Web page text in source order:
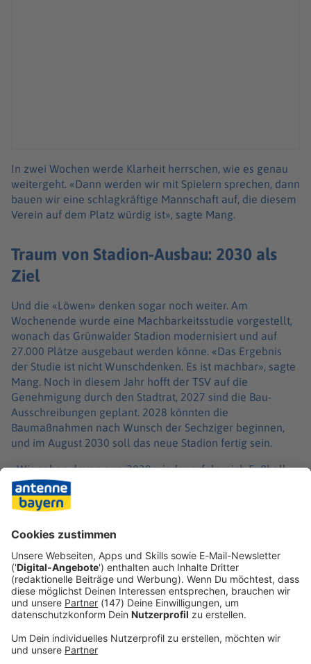
In zwei Wochen werde Klarheit herrschen, wie es genau
weitergeht. «Dann werden wir mit Spielern sprechen, dann
bauen wir eine schlagkräftige Mannschaft auf, die diesem
Verein auf dem Platz würdig ist», sagte Mang.
Traum von Stadion-Ausbau: 2030 als
Ziel
Und die «Löwen» denken sogar noch weiter. Am
Wochenende wurde eine Machbarkeitsstudie vorgestellt,
wonach das Grünwalder Stadion modernisiert und auf
27.000 Plätze ausgebaut werden könne. «Das Ergebnis
der Studie ist nicht Wunschdenken. Es ist machbar», sagte
Mang. Noch in diesem Jahr hofft der TSV auf die
Genehmigung durch den Stadtrat, 2027 sind die Bau-
Ausschreibungen geplant. 2028 könnten die
Baumaßnahmen nach Wunsch der Sechziger beginnen,
und im August 2030 soll das neue Stadion fertig sein.
«Wir gehen davon aus, 2030 wieder erfolgreich Fußball
zu spielen, und das nicht in der vierten Liga», sagte Mang.
Vom Podium herab hatte er den Mitgliedern zuvor
zugerufen: «Der Löwe befreit sich von seinen Fesseln und
zeigt Zähne!» Dafür gab es langen Applaus und Standing